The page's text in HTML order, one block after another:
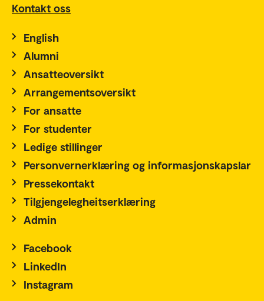
Kontakt oss
English
Alumni
Ansatteoversikt
Arrangementsoversikt
For ansatte
For studenter
Ledige stillinger
Personvernerklæring og informasjonskapslar
Pressekontakt
Tilgjengelegheitserklæring
Admin
Facebook
LinkedIn
Instagram